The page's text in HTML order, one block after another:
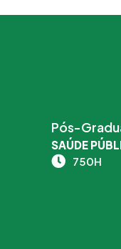
Pós-
SAÚDE
750H